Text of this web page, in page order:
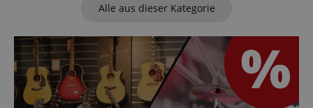
Alle aus dieser Kategorie